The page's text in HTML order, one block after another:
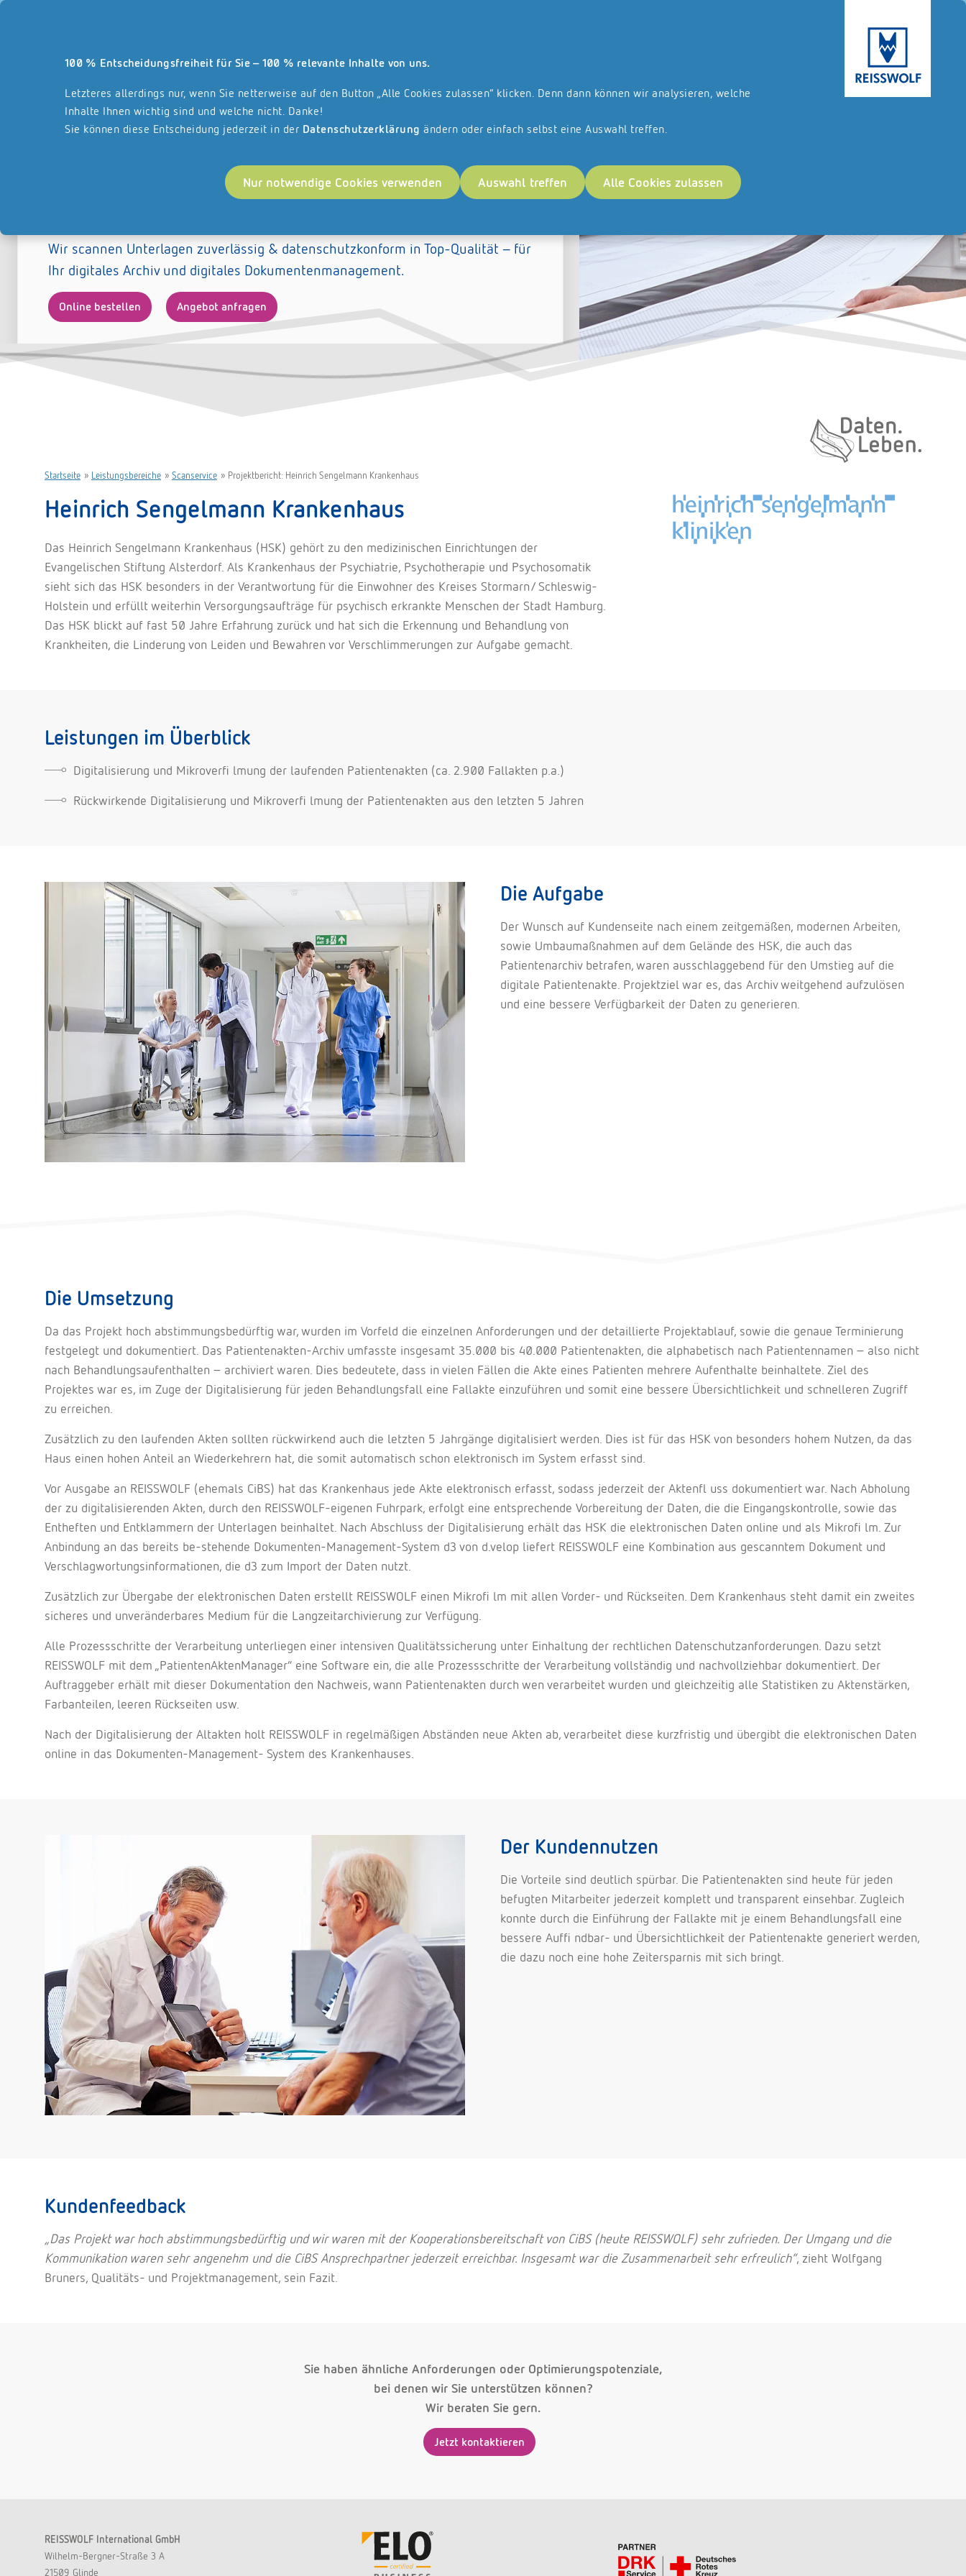
100 % Entscheidungsfreiheit für Sie – 100 % relevante Inhalte von uns.
Letzteres allerdings nur, wenn Sie netterweise auf den Button „Alle Cookies zulassen“ klicken. Denn dann können wir analysieren, welche
Inhalte Ihnen wichtig sind und welche nicht. Danke!
Sie können diese Entscheidung jederzeit in der Datenschutzerklärung ändern oder einfach selbst eine Auswahl treffen.
Alle Cookies zulassen
Auswahl treffen
Nur notwendige Cookies verwenden
Startseite
Leistungsbereiche Über REISSWOLF Franchise Referenzen Veranstaltungen Karriere
Akten scannen & Ordner digitalisieren lassen.
Mit dem Scanservice von REISSWOLF.
Wir scannen Unterlagen zuverlässig & datenschutzkonform in Top-Qualität – für
Ihr digitales Archiv und digitales Dokumentenmanagement.
Online bestellen Angebot anfragen
Daten. Leben.
Startseite » Leistungsbereiche » Scanservice » Projektbericht: Heinrich Sengelmann Krankenhaus
Heinrich Sengelmann Krankenhaus
Das Heinrich Sengelmann Krankenhaus (HSK) gehört zu den medizinischen Einrichtungen der
Evangelischen Stiftung Alsterdorf. Als Krankenhaus der Psychiatrie, Psychotherapie und Psychosomatik
sieht sich das HSK besonders in der Verantwortung für die Einwohner des Kreises Stormarn/ Schleswig-
Holstein und erfüllt weiterhin Versorgungsaufträge für psychisch erkrankte Menschen der Stadt Hamburg.
Das HSK blickt auf fast 50 Jahre Erfahrung zurück und hat sich die Erkennung und Behandlung von
Krankheiten, die Linderung von Leiden und Bewahren vor Verschlimmerungen zur Aufgabe gemacht.
Leistungen im Überblick
Digitalisierung und Mikroverfi lmung der laufenden Patientenakten (ca. 2.900 Fallakten p.a.)
Rückwirkende Digitalisierung und Mikroverfi lmung der Patientenakten aus den letzten 5 Jahren
Die Aufgabe
Der Wunsch auf Kundenseite nach einem zeitgemäßen, modernen Arbeiten,
sowie Umbaumaßnahmen auf dem Gelände des HSK, die auch das
Patientenarchiv betrafen, waren ausschlaggebend für den Umstieg auf die
digitale Patientenakte. Projektziel war es, das Archiv weitgehend aufzulösen
und eine bessere Verfügbarkeit der Daten zu generieren.
Die Umsetzung
Da das Projekt hoch abstimmungsbedürftig war, wurden im Vorfeld die einzelnen Anforderungen und der detaillierte Projektablauf, sowie die genaue Terminierung
festgelegt und dokumentiert. Das Patientenakten-Archiv umfasste insgesamt 35.000 bis 40.000 Patientenakten, die alphabetisch nach Patientennamen – also nicht
nach Behandlungsaufenthalten – archiviert waren. Dies bedeutete, dass in vielen Fällen die Akte eines Patienten mehrere Aufenthalte beinhaltete. Ziel des
Projektes war es, im Zuge der Digitalisierung für jeden Behandlungsfall eine Fallakte einzuführen und somit eine bessere Übersichtlichkeit und schnelleren Zugriff
zu erreichen.
Zusätzlich zu den laufenden Akten sollten rückwirkend auch die letzten 5 Jahrgänge digitalisiert werden. Dies ist für das HSK von besonders hohem Nutzen, da das
Haus einen hohen Anteil an Wiederkehrern hat, die somit automatisch schon elektronisch im System erfasst sind.
Vor Ausgabe an REISSWOLF (ehemals CiBS) hat das Krankenhaus jede Akte elektronisch erfasst, sodass jederzeit der Aktenfl uss dokumentiert war. Nach Abholung
der zu digitalisierenden Akten, durch den REISSWOLF-eigenen Fuhrpark, erfolgt eine entsprechende Vorbereitung der Daten, die die Eingangskontrolle, sowie das
Entheften und Entklammern der Unterlagen beinhaltet. Nach Abschluss der Digitalisierung erhält das HSK die elektronischen Daten online und als Mikrofi lm. Zur
Anbindung an das bereits be-stehende Dokumenten-Management-System d3 von d.velop liefert REISSWOLF eine Kombination aus gescanntem Dokument und
Verschlagwortungsinformationen, die d3 zum Import der Daten nutzt.
Zusätzlich zur Übergabe der elektronischen Daten erstellt REISSWOLF einen Mikrofi lm mit allen Vorder- und Rückseiten. Dem Krankenhaus steht damit ein zweites
sicheres und unveränderbares Medium für die Langzeitarchivierung zur Verfügung.
Alle Prozessschritte der Verarbeitung unterliegen einer intensiven Qualitätssicherung unter Einhaltung der rechtlichen Datenschutzanforderungen. Dazu setzt
REISSWOLF mit dem „PatientenAktenManager“ eine Software ein, die alle Prozessschritte der Verarbeitung vollständig und nachvollziehbar dokumentiert. Der
Auftraggeber erhält mit dieser Dokumentation den Nachweis, wann Patientenakten durch wen verarbeitet wurden und gleichzeitig alle Statistiken zu Aktenstärken,
Farbanteilen, leeren Rückseiten usw.
Nach der Digitalisierung der Altakten holt REISSWOLF in regelmäßigen Abständen neue Akten ab, verarbeitet diese kurzfristig und übergibt die elektronischen Daten
online in das Dokumenten-Management- System des Krankenhauses.
Der Kundennutzen
Die Vorteile sind deutlich spürbar. Die Patientenakten sind heute für jeden
befugten Mitarbeiter jederzeit komplett und transparent einsehbar. Zugleich
konnte durch die Einführung der Fallakte mit je einem Behandlungsfall eine
bessere Auffi ndbar- und Übersichtlichkeit der Patientenakte generiert werden,
die dazu noch eine hohe Zeitersparnis mit sich bringt.
Kundenfeedback
„Das Projekt war hoch abstimmungsbedürftig und wir waren mit der Kooperationsbereitschaft von CiBS (heute REISSWOLF) sehr zufrieden. Der Umgang und die
Kommunikation waren sehr angenehm und die CiBS Ansprechpartner jederzeit erreichbar. Insgesamt war die Zusammenarbeit sehr erfreulich“, zieht Wolfgang
Bruners, Qualitäts- und Projektmanagement, sein Fazit.
Sie haben ähnliche Anforderungen oder Optimierungspotenziale,
bei denen wir Sie unterstützen können?
Wir beraten Sie gern.
Jetzt kontaktieren
REISSWOLF International GmbH
Wilhelm-Bergner-Straße 3 A
21509 Glinde